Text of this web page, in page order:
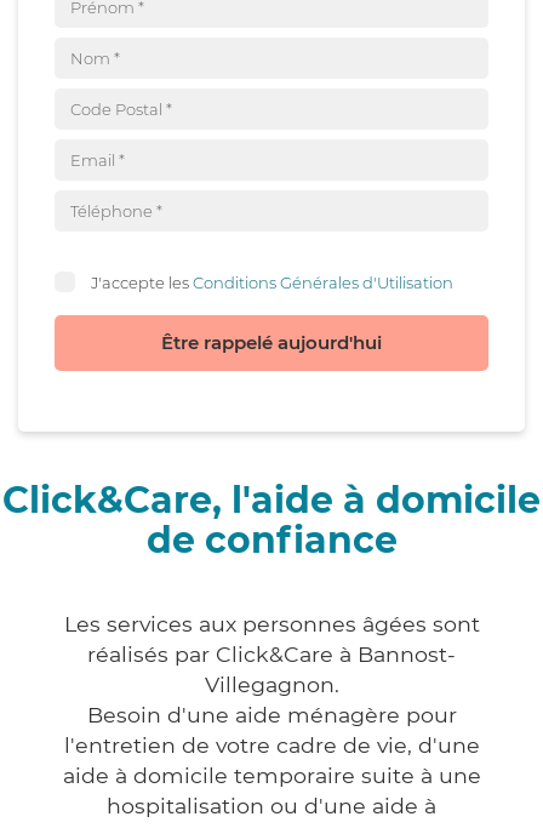
J'accepte lesConditions Générales d'Utilisation
Être rappelé aujourd'hui
Click&Care, l'aide à domicile
de confiance
Les services aux personnes âgées sont
réalisés par Click&Care à Bannost-
Villegagnon.
Besoin d'une aide ménagère pour
l'entretien de votre cadre de vie, d'une
aide à domicile temporaire suite à une
hospitalisation ou d'une aide à